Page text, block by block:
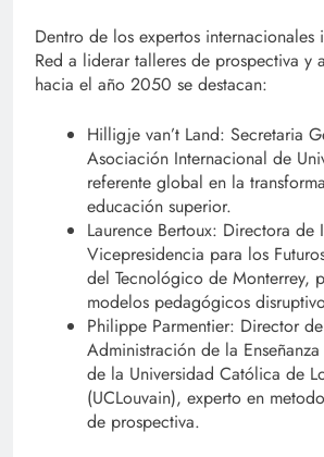
Dentro de los expertos internacionales
Red a liderar talleres de prospectiva y
hacia el año 2050 se destacan:
Hilligje van’t Land: Secretaria
Asociación Internacional de
referente global en la
educación superior.
Laurence Bertoux: Directora de
Vicepresidencia para los
del Tecnológico de Monterrey,
modelos pedagógicos
Philippe Parmentier: Director
Administración de la
de la Universidad Católica de
(UCLouvain), experto en
de prospectiva.